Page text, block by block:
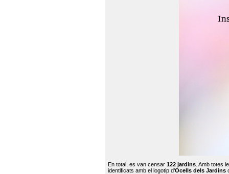
En total, es van censar 122 jardins . Amb totes
identificats amb el logotip d’Ocells dels Jardins